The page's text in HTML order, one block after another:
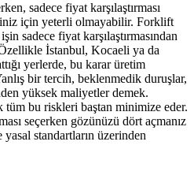
sadece fiyat karşılaştırması
için yeterli olmayabilir. Forklift
sadece fiyat karşılaştırmasından
İstanbul, Kocaeli ya da
yerlerde, bu karar üretim
bir tercih, beklenmedik duruşlar,
yüksek maliyetler demek.
tüm bu riskleri baştan minimize eder.
seçerken gözünüzü dört açmanız
standartların üzerinden